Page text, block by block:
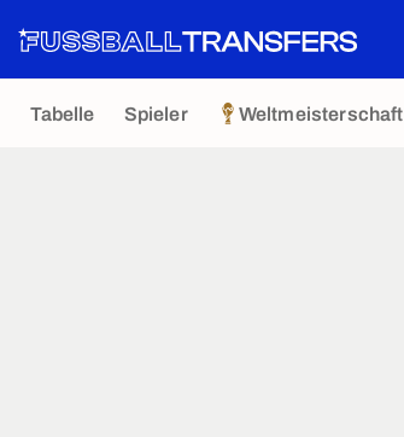
Tabelle Spieler Weltmeisterschaft